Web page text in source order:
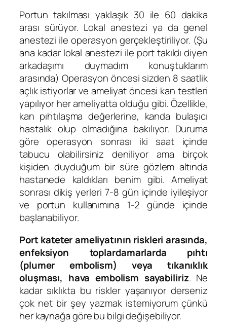
Portun takılması yaklaşık 30 ile 60 dakika
arası sürüyor. Lokal anestezi ya da genel
anestezi ile operasyon gerçekleştiriliyor. (Şu
ana kadar lokal anestezi ile port takıldı diyen
arkadaşımı duymadım konuştuklarım
arasında) Operasyon öncesi sizden 8 saatlik
açlık istiyorlar ve ameliyat öncesi kan testleri
yapılıyor her ameliyatta olduğu gibi. Özellikle,
kan pıhtılaşma değerlerine, kanda bulaşıcı
hastalık olup olmadığına bakılıyor. Duruma
göre operasyon sonrası iki saat içinde
tabucu olabilirsiniz deniliyor ama birçok
kişiden duyduğum bir süre gözlem altında
hastanede kaldıkları benim gibi. Ameliyat
sonrası dikiş yerleri 7-8 gün içinde iyileşiyor
ve portun kullanımına 1-2 günde içinde
başlanabiliyor.
Port kateter ameliyatının riskleri arasında,
enfeksiyon toplardamarlarda pıhtı
(plumer embolism) veya tıkanıklık
oluşması, hava embolism sayabiliriz. Ne
kadar sıklıkta bu riskler yaşanıyor derseniz
çok net bir şey yazmak istemiyorum çünkü
her kaynağa göre bu bilgi değişebiliyor.